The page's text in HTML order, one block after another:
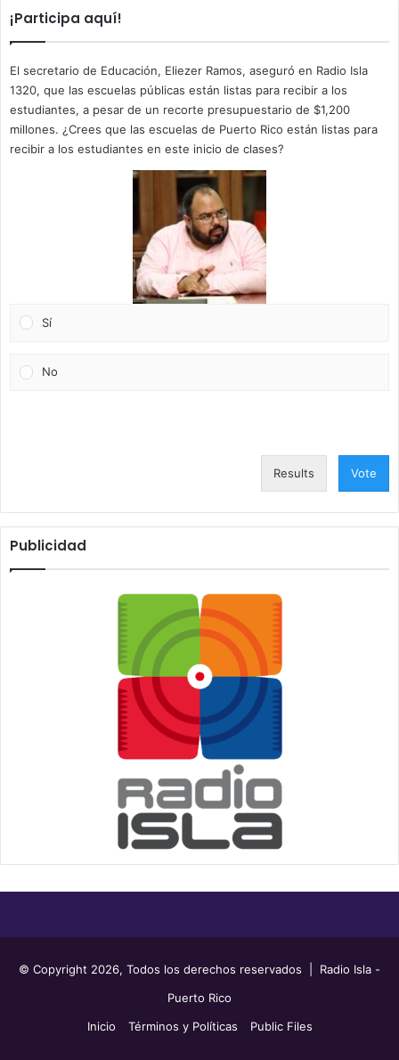
¡Participa aquí!
El secretario de Educación, Eliezer Ramos, aseguró en Radio Isla
1320, que las escuelas públicas están listas para recibir a los
estudiantes, a pesar de un recorte presupuestario de $1,200
millones. ¿Crees que las escuelas de Puerto Rico están listas para
recibir a los estudiantes en este inicio de clases?
Sí
No
Results Vote
Publicidad
© Copyright 2026, Todos los derechos reservados | Radio Isla -
Puerto Rico
Inicio
Términos y Políticas Public Files